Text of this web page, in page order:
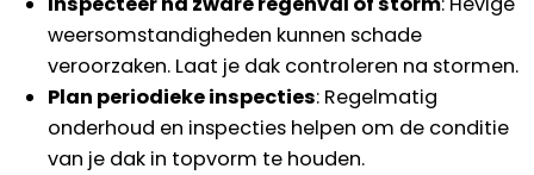
weersomstandigheden kunnen schade
veroorzaken. Laat je dak controleren na stormen.
Plan periodieke inspecties: Regelmatig
onderhoud en inspecties helpen om de conditie
van je dak in topvorm te houden.